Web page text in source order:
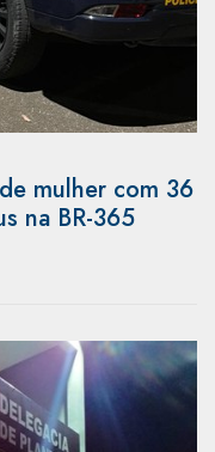
mulher com 36
na BR-365